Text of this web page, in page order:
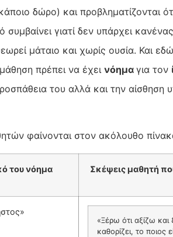
δώρο) και προβληματίζονται
συμβαίνει γιατί δεν υπάρχει
μάταιο και χωρίς ουσία. Και
πρέπει να έχει νόημα για τον
του αλλά και την
φαίνονται στον ακόλουθο
του νόημα
Σκέψεις μαθητή
«Ξέρω ότι αξίζω
καθορίζει, το ποιος